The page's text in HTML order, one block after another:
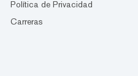
Política de Privacidad
Carreras